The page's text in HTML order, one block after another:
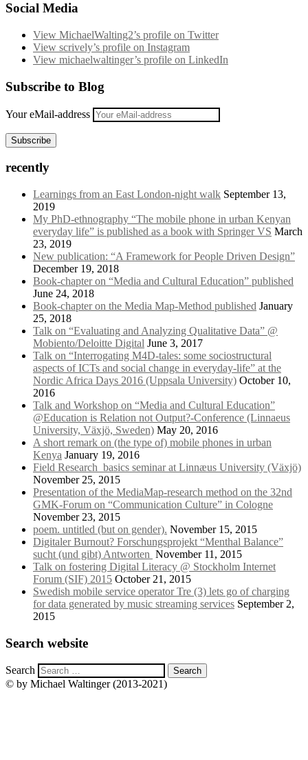
Social Media
View MichaelWalting2’s profile on Twitter
View scrively’s profile on Instagram
View michaelwaltinger’s profile on LinkedIn
Subscribe to Blog
Your eMail-address
Subscribe
recently
Learnings from an East London-night walk September 13,
2019
My PhD-ethnography “The mobile phone in urban Kenyan
everyday life” is published as a book with Springer VS March
23, 2019
New publication: “A Framework for People Driven Design”
December 19, 2018
Book-chapter on “Media and Cultural Education” published
June 24, 2018
Book-chapter on the Media Map-Method published January
25, 2018
Talk on “Evaluating and Analyzing Qualitative Data” @
Mobiento/Deloitte Digital June 3, 2017
Talk on “Interrogating M4D-tales: some sociostructural
aspects of ICTs and social change in everyday-life” at the
Nordic Africa Days 2016 (Uppsala University) October 10,
2016
Talk and Workshop on “Media and Cultural Education”
@Education is Relation not Output?-Conference (Linnaeus
University, Växjö, Sweden) May 20, 2016
A short remark on (the type of) mobile phones in urban
Kenya January 19, 2016
Field Research_basics seminar at Linnæus University (Växjö)
November 25, 2015
Presentation of the MediaMap-research method on the 32nd
GMK-Forum on “Communication Culture” in Cologne
November 23, 2015
poem. untitled (but on gender). November 15, 2015
Digitaler Burnout? Forschungsprojekt “Menthal Balance”
sucht (und gibt) Antworten November 11, 2015
Talk on fostering Digital Literacy @ Stockholm Internet
Forum (SIF) 2015 October 21, 2015
Swedish mobile service operator Tre (3) lets go of charging
for data generated by music streaming services September 2,
2015
Search website
Search
© by Michael Waltinger (2013-2021)